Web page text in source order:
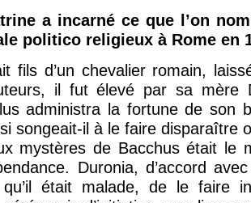
a incarné ce que l’on
politico religieux à Rome en
fils d’un chevalier romain,
il fut élevé par sa mère
administra la fortune de son
songeait-il à le faire disparaître
mystères de Bacchus était
Duronia, d’accord
était malade, de le faire